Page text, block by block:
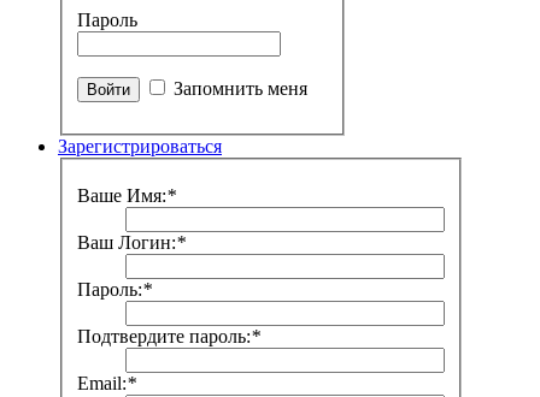
Пароль
Запомнить меня
Зарегистрироваться
Ваше Имя:*
Ваш Логин:*
Пароль:*
Подтвердите пароль:*
Email:*